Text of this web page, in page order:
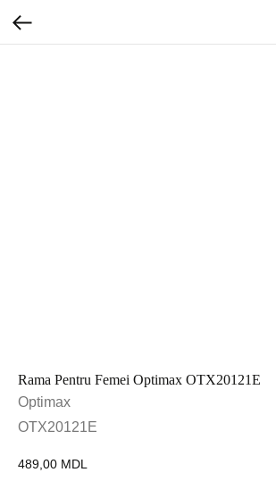
Rama Pentru Femei Optimax OTX20121E
Optimax
OTX20121E
489,00 MDL